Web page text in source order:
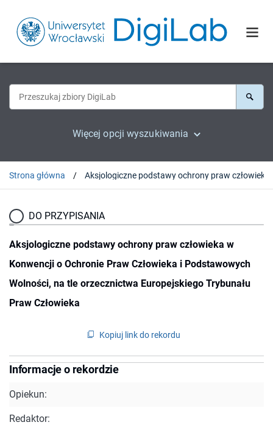
Więcej opcji wyszukiwania
Strona główna
DO PRZYPISANIA
Aksjologiczne podstawy ochrony praw człowieka w
Konwencji o Ochronie Praw Człowieka i Podstawowych
Wolności, na tle orzecznictwa Europejskiego Trybunału
Praw Człowieka
Kopiuj link do rekordu
Informacje o rekordzie
Opiekun:
Redaktor: